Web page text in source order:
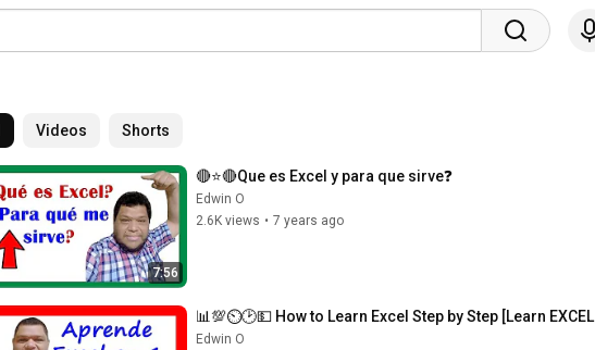
Videos Shorts
7:56
🔴⭐🔴Que es Excel y para que sirve❓
Edwin O
2.6K views • 7 years ago
📊💯⏲🕑💵 How to Learn Excel Step by Step [Learn
Edwin O